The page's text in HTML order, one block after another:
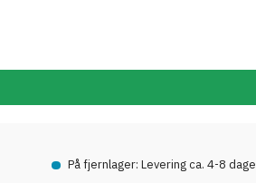
• På fjernlager: Levering ca. 4-8 dage